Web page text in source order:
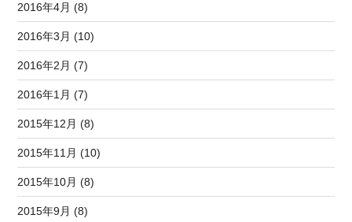
2016年4月 (8)
2016年3月 (10)
2016年2月 (7)
2016年1月 (7)
2015年12月 (8)
2015年11月 (10)
2015年10月 (8)
2015年9月 (8)